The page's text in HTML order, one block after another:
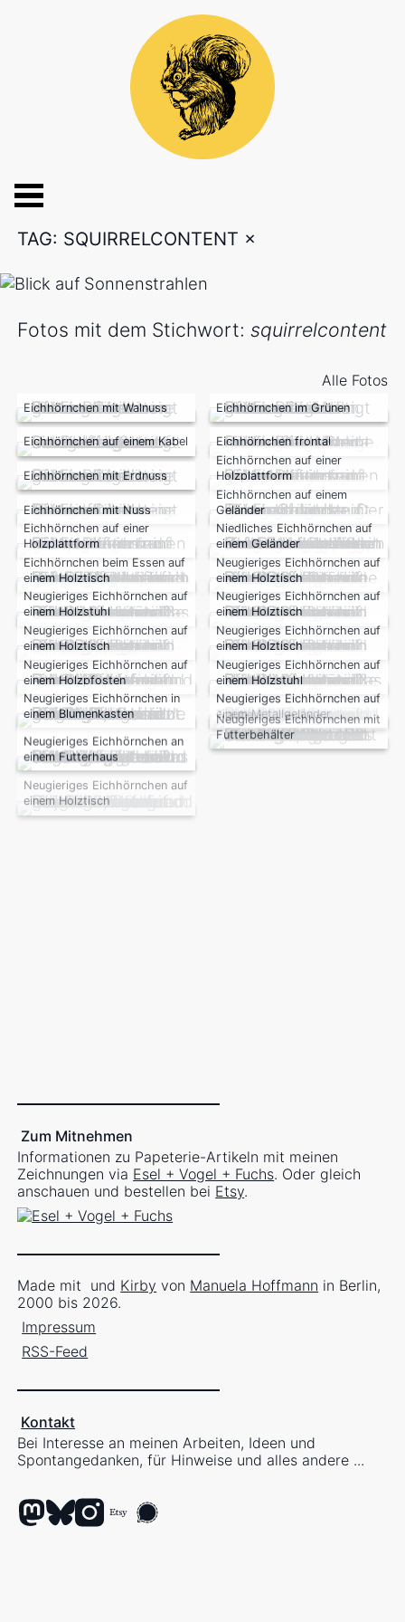
TAG: SQUIRRELCONTENT ×
Fotos mit dem Stichwort:squirrelcontent
Alle Fotos
Eichhörnchen mit Walnuss Eichhörnchen im Grünen
Eichhörnchen auf einem Kabel Eichhörnchen frontal
Eichhörnchen mit Erdnuss
Eichhörnchen auf einer
Holzplattform
Eichhörnchen mit Nuss
Eichhörnchen auf einem
Geländer
Eichhörnchen auf einer
Holzplattform
Niedliches Eichhörnchen auf
einem Geländer
Eichhörnchen beim Essen auf
einem Holztisch
Neugieriges Eichhörnchen auf
einem Holztisch
Neugieriges Eichhörnchen auf
einem Holzstuhl
Neugieriges Eichhörnchen auf
einem Holztisch
Neugieriges Eichhörnchen auf
einem Holztisch
Neugieriges Eichhörnchen auf
einem Holztisch
Neugieriges Eichhörnchen auf
einem Holzpfosten
Neugieriges Eichhörnchen auf
einem Holzstuhl
Neugieriges Eichhörnchen in
einem Blumenkasten
Neugieriges Eichhörnchen auf
einem Metallgeländer
einem Futterhaus
Neugieriges Eichhörnchen mit
Futterbehälter
Neugieriges Eichhörnchen auf
einem Holztisch
Neugieriges Eichhörnchen auf
einem Metallgeländer
Neugieriges Eichhörnchen an
einem Futterhaus
Zum Mitnehmen
Informationen zu Papeterie-Artikeln mit meinen
Zeichnungen via Esel + Vogel + Fuchs. Oder gleich
anschauen und bestellen bei Etsy.
Made mit und Kirby von Manuela Hoffmann in Berlin,
2000 bis 2026.
Impressum
RSS-Feed
Kontakt
Bei Interesse an meinen Arbeiten, Ideen und
Spontangedanken, für Hinweise und alles andere ...